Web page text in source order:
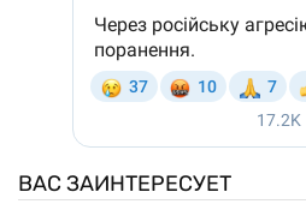
ВАС ЗАИНТЕРЕСУЕТ